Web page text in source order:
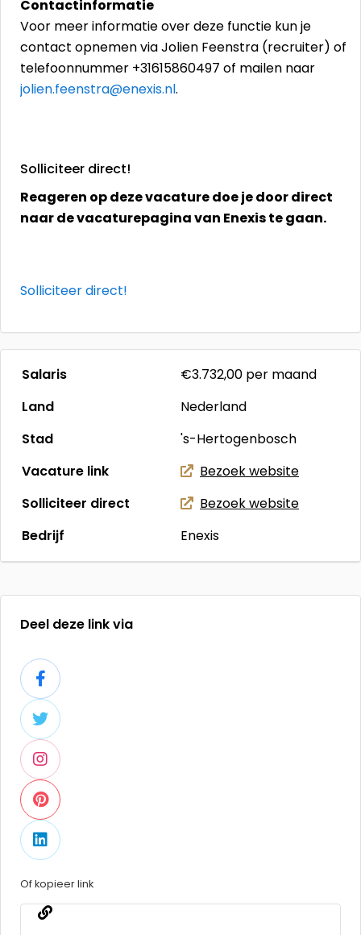
Contactinformatie
Voor meer informatie over deze functie kun je
contact opnemen via Jolien Feenstra (recruiter) of
telefoonnummer +31615860497 of mailen naar
jolien.feenstra@enexis.nl.
Solliciteer direct!
Reageren op deze vacature doe je door direct
naar de vacaturepagina van Enexis te gaan.
Solliciteer direct!
Salaris €3.732,00 per maand
Land
Nederland
Stad
's-Hertogenbosch
Vacature link
Bezoek website
Solliciteer direct
Bezoek website
Bedrijf
Enexis
Deel deze link via
Of kopieer link